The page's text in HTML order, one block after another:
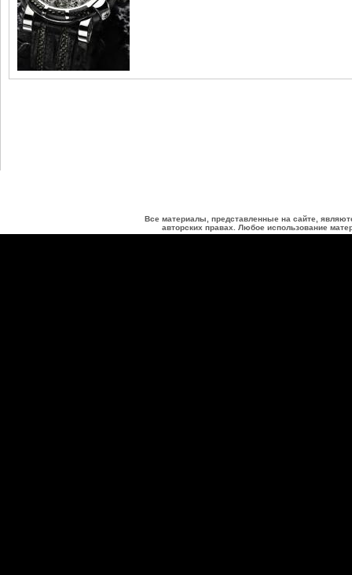
Все материалы, представленные на сайте,
авторских правах. Любое использование